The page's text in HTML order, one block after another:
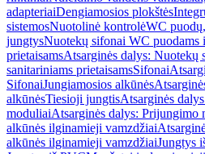
adapteriaiDengiamosios plokštės
sistemosNuotolinė kontrolėWC
jungtysNuotekų sifonai WC puodams
prietaisamsAtsarginės dalys: Nuotekų
sanitariniams prietaisamsSifonai
SifonaiJungiamosios alkūnės
alkūnėsTiesioji jungtisAtsarginės
moduliaiAtsarginės dalys: Prijungimo
alkūnės ilginamieji vamzdžiai
alkūnės ilginamieji vamzdžiaiJungtys